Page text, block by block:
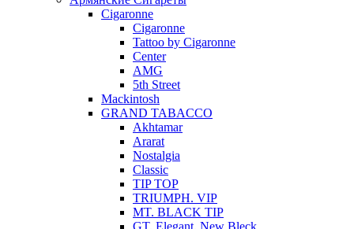
Cigaronne
Cigaronne
Tattoo by Cigaronne
Center
AMG
5th Street
Mackintosh
GRAND TABACCO
Akhtamar
Ararat
Nostalgia
Classic
TIP TOP
TRIUMPH. VIP
MT. BLACK TIP
GT. Elegant. New Bleck